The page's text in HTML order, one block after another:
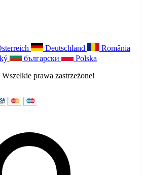
Deutschland
România
български
Polska
prawa zastrzeżone!